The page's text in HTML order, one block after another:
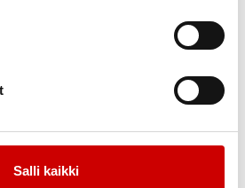
Salli kaikki
jälkeisen seurannan
myös pitkien
tehdä paljon hyvää. Siksi
lahjoitus vie meitä